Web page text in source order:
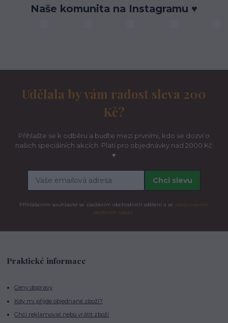
Naše komunita na Instagramu ♥
Udělala by vám radost sleva 200
Kč?
Přihlašte se k odběru a buďte mezi prvními, kdo se dozví o
našich speciálních akcích. Platí pro objednávky nad 2000 Kč
♥
Chci slevu
Přihlášením souhlasíte se zasíláním obchodních sdělení a se zpracováním
osobních údajů.
Praktické informace
Ceny dopravy
Kdy mi přijde objednané zboží?
Chci reklamovat nebo vrátit zboží